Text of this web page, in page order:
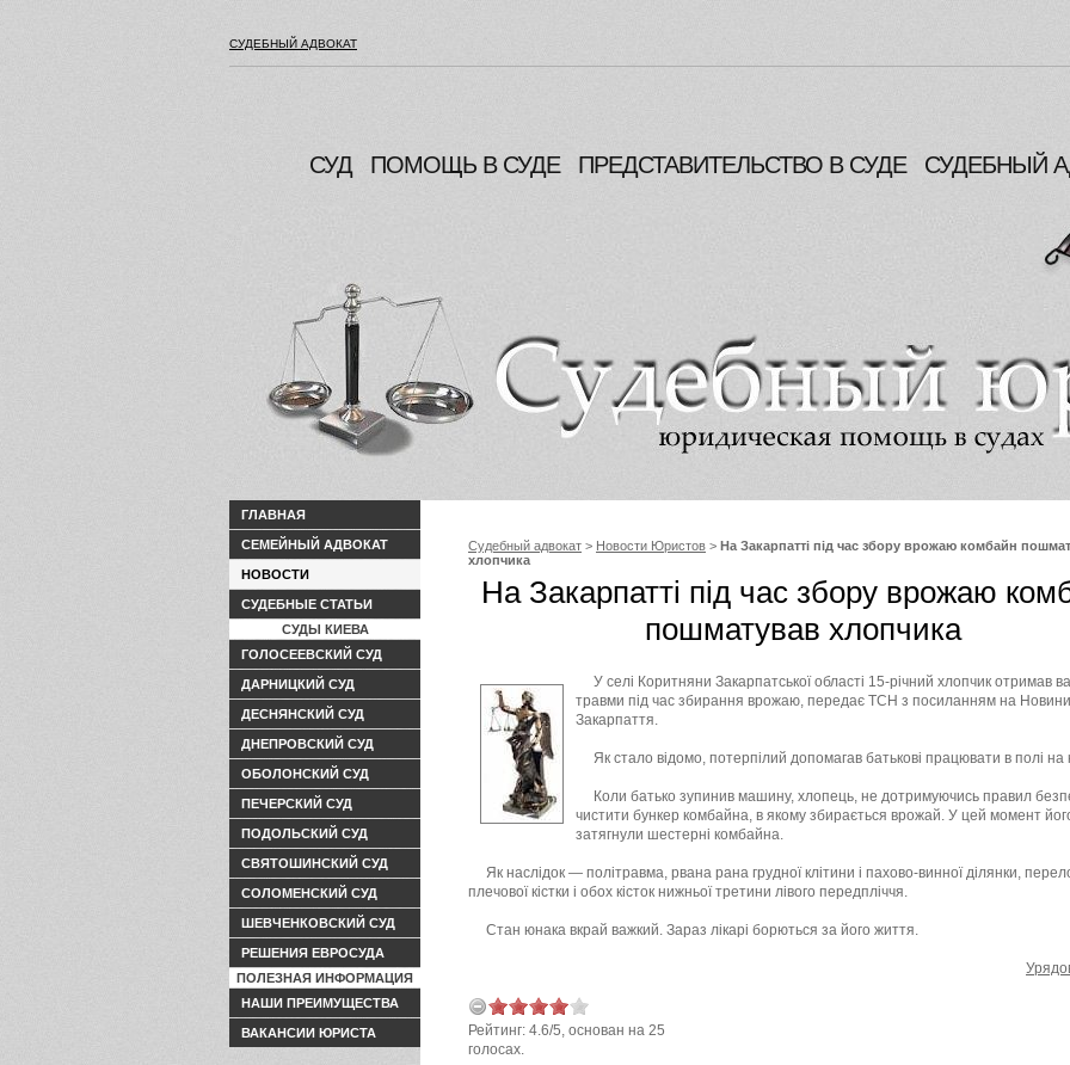
СУДЕБНЫЙ АДВОКАТ
СУД ПОМОЩЬ В СУДЕ ПРЕДСТАВИТЕЛЬСТВО В СУДЕ СУДЕБНЫЙ
ГЛАВНАЯ
СЕМЕЙНЫЙ АДВОКАТ
НОВОСТИ
СУДЕБНЫЕ СТАТЬИ
СУДЫ КИЕВА
ГОЛОСЕЕВСКИЙ СУД
ДАРНИЦКИЙ СУД
ДЕСНЯНСКИЙ СУД
ДНЕПРОВСКИЙ СУД
ОБОЛОНСКИЙ СУД
ПЕЧЕРСКИЙ СУД
ПОДОЛЬСКИЙ СУД
СВЯТОШИНСКИЙ СУД
СОЛОМЕНСКИЙ СУД
ШЕВЧЕНКОВСКИЙ СУД
РЕШЕНИЯ ЕВРОСУДА
ПОЛЕЗНАЯ ИНФОРМАЦИЯ
НАШИ ПРЕИМУЩЕСТВА
ВАКАНСИИ ЮРИСТА
Судебный адвокат > Новости Юристов > На Закарпатті під час збору врожаю комбайн
хлопчика
На Закарпатті під час збору врожаю
пошматував хлопчика
У селі Коритняни Закарпатської області 15-річний хлопчик отримав
травми під час збирання врожаю, передає ТСН з посиланням на Новини
Закарпаття.
Як стало відомо, потерпілий допомагав батькові працювати в полі на
Коли батько зупинив машину, хлопець, не дотримуючись правил
чистити бункер комбайна, в якому збирається врожай. У цей момент
затягнули шестерні комбайна.
Як наслідок — політравма, рвана рана грудної клітини і пахово-винної ділянки,
плечової кістки і обох кісток нижньої третини лівого передпліччя.
Стан юнака вкрай важкий. Зараз лікарі борються за його життя.
Рейтинг: 4.6/5, основан на 25
голосах.